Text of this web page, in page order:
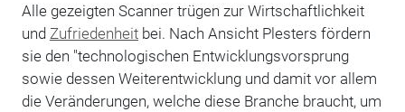
Alle gezeigten Scanner trügen zur Wirtschaftlichkeit
und Zufriedenheitbei. Nach Ansicht Plesters fördern
sie den "technologischen Entwicklungsvorsprung
sowie dessen Weiterentwicklung und damit vor allem
die Veränderungen, welche diese Branche braucht, um